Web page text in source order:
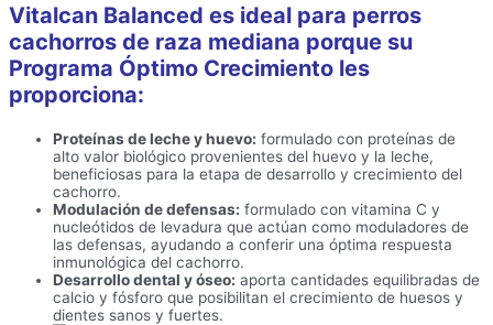
Vitalcan Balanced es ideal para perros
cachorros de raza mediana porque su
Programa Óptimo Crecimiento les
proporciona:
Proteínas de leche y huevo: formulado con proteínas de
alto valor biológico provenientes del huevo y la leche,
beneficiosas para la etapa de desarrollo y crecimiento del
cachorro.
Modulación de defensas: formulado con vitamina C y
nucleótidos de levadura que actúan como moduladores de
las defensas, ayudando a conferir una óptima respuesta
inmunológica del cachorro.
Desarrollo dental y óseo: aporta cantidades equilibradas de
calcio y fósforo que posibilitan el crecimiento de huesos y
dientes sanos y fuertes.